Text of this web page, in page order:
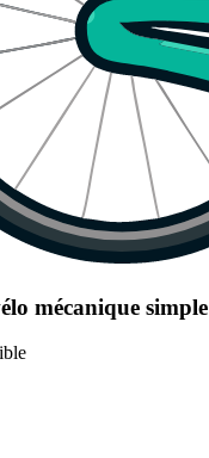
mécanique simple